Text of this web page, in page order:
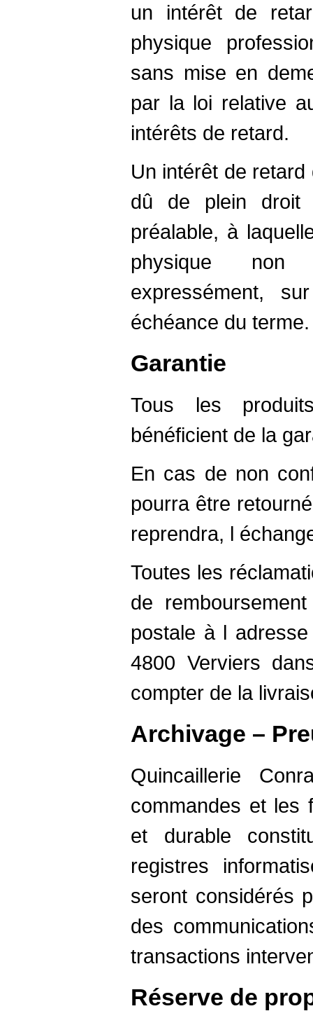
un intérêt de
physique
sans mise en
par la loi relative
intérêts de retard.
Un intérêt de
dû de plein droit
préalable, à
physique non
expressément,
échéance du terme.
Garantie
Tous les
bénéficient de la
En cas de non
pourra être
reprendra, l
Toutes les
de
postale à l
4800 Verviers
compter de la
Archivage –
Quincaillerie
commandes et les
et durable
registres
seront considérés
des
transactions
Réserve de